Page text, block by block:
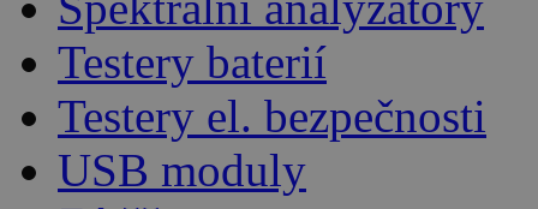
Testery baterií
Testery el. bezpečnosti
USB moduly